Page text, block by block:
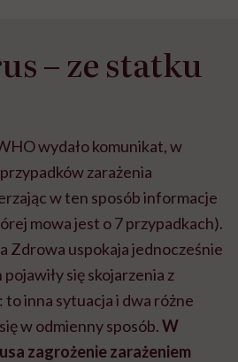
– ze statku
wydało komunikat, w
zarażenia
w ten sposób informacje
mowa jest o 7 przypadkach).
Zdrowa uspokaja jednocześnie
się skojarzenia z
inna sytuacja i dwa różne
w odmienny sposób.W
zagrożenie zarażeniem